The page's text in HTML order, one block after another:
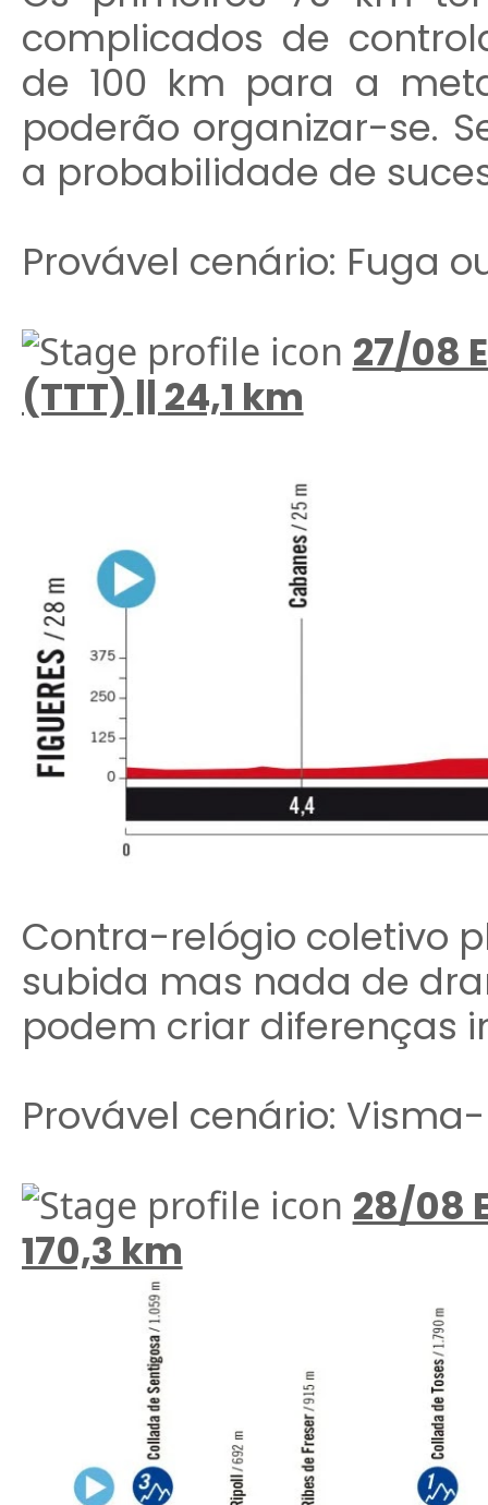
complicados de
de 100 km para a
poderão organizar-se.
a probabilidade de
Provável cenário: Fuga
27/08
(TTT) || 24,1 km
Contra-relógio coletivo
subida mas nada de
podem criar diferenças
Provável cenário: Visma-
28/08
170,3 km